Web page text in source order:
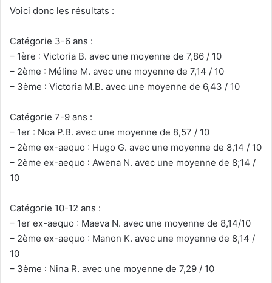
Voici donc les résultats :
Catégorie 3-6 ans :
– 1ère : Victoria B. avec une moyenne de 7,86 / 10
– 2ème : Méline M. avec une moyenne de 7,14 / 10
– 3ème : Victoria M.B. avec une moyenne de 6,43 / 10
Catégorie 7-9 ans :
– 1er : Noa P.B. avec une moyenne de 8,57 / 10
– 2ème ex-aequo : Hugo G. avec une moyenne de 8,14 / 10
– 2ème ex-aequo : Awena N. avec une moyenne de 8;14 /
10
Catégorie 10-12 ans :
– 1er ex-aequo : Maeva N. avec une moyenne de 8,14/10
– 2ème ex-aequo : Manon K. avec une moyenne de 8,14 /
10
– 3ème : Nina R. avec une moyenne de 7,29 / 10